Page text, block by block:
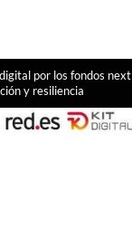
por los fondos next
y resiliencia